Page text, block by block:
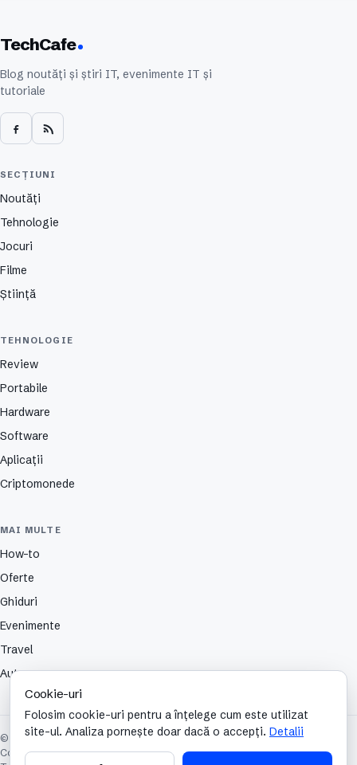
TechCafe
Blog noutăți și știri IT, evenimente IT și
tutoriale
SECȚIUNI
Noutăți
Tehnologie
Jocuri
Filme
Știință
TEHNOLOGIE
Review
Portabile
Hardware
Software
Aplicații
Criptomonede
MAI MULTE
How-to
Oferte
Ghiduri
Evenimente
Travel
Auto
© 2026 TechCafe. Toate drepturile rezervate.
ContactDesprePartenerii nostriAutori PublicitateCookiesConfidențialitate
Cookie-uri
Folosim cookie-uri pentru a înțelege cum este utilizat
site-ul. Analiza pornește doar dacă o accepți. Detalii